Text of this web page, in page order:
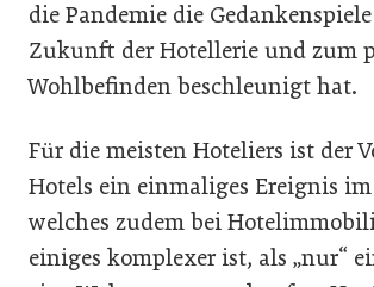
die Pandemie die
Zukunft der Hotellerie und zum
Wohlbefinden beschleunigt hat.
Für die meisten Hoteliers ist der
Hotels ein einmaliges Ereignis im
welches zudem bei
einiges komplexer ist, als „nur“